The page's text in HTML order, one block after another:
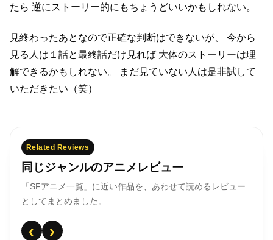
たら 逆にストーリー的にもちょうどいいかもしれない。
見終わったあとなので正確な判断はできないが、
今から
見る人は１話と最終話だけ見れば 大体のストーリーは理
解できるかもしれない。
まだ見ていない人は是非試して
いただきたい（笑）
Related Reviews
同じジャンルのアニメレビュー
「SFアニメ一覧」に近い作品を、あわせて読めるレビュー
としてまとめました。
‹ ›